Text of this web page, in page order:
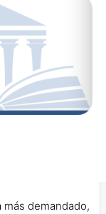
más demandado,